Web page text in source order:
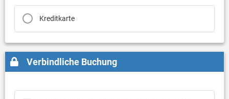
Kreditkarte
Verbindliche Buchung